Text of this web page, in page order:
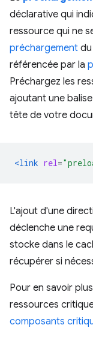
déclarative qui
ressource qui ne
préchargement
référencée par la
Préchargez les
ajoutant une balise
tête de votre
<link rel=
L'ajout d'une
déclenche une
stocke dans le
récupérer si
Pour en savoir
ressources
composants